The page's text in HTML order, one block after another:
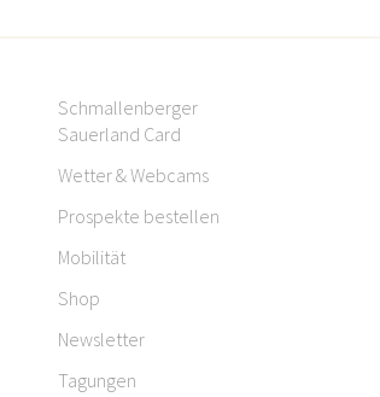
Schmallenberger
Sauerland Card
Wetter & Webcams
Prospekte bestellen
Mobilität
Shop
Newsletter
Tagungen